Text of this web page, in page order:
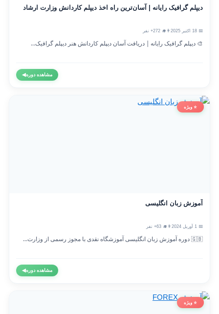
دیپلم گرافیک رایانه | آسان‌ترین راه اخذ دیپلم کاردانش وزارت ارشاد
👨‍🎓 272+ نفر
🎨 دیپلم گرافیک رایانه | دریافت آسان دیپلم کاردانش هنر دیپلم گرافیک...
مشاهده دوره◀
⭐ ویژه
آموزش زبان انگلیسی
👨‍🎓 63+ نفر
🇬🇧 دوره آموزش زبان انگلیسی آموزشگاه نقدی با مجوز رسمی از وزارت...
مشاهده دوره◀
⭐ ویژه